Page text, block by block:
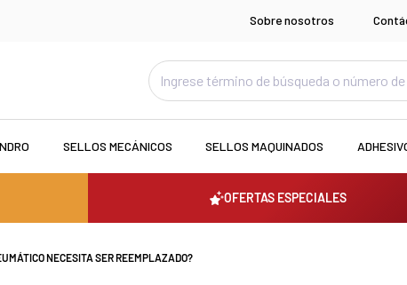
Sobre nosotros
SELLOS MECÁNICOS SELLOS MAQUINADOS
OFERTAS ESPECIALES
NECESITA SER REEMPLAZADO?